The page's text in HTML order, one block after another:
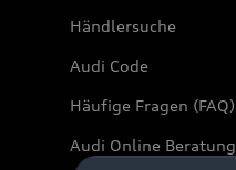
Händlersuche
Audi Code
Häufige Fragen (FAQ)
Audi Online Beratung